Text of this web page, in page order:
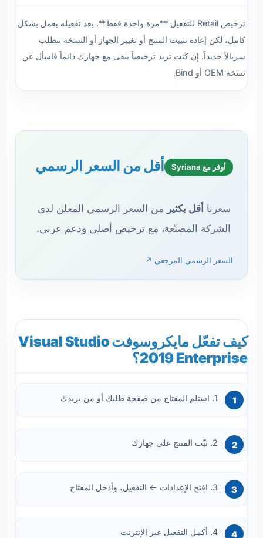
ترخيص Retail للتفعيل **مرة واحدة فقط**. بعد تفعيله يعمل بشكل
كامل، لكن إعادة تثبيت المنتج أو تغيير الجهاز أو النسخة تتطلب
سريالاً جديداً. إن كنت تريد ترخيصاً يبقى مع جهازك دائماً فاسأل عن
نسخة OEM أو Bind.
أوفر مع Syriana أقل من السعر الرسمي
سعرنا أقل بكثير من السعر الرسمي المعلن لدى
الشركة المصنّعة، مع ترخيص أصلي ودعم عربي.
السعر الرسمي المرجعي ↗
كيف تفعّل مايكروسوفت Visual Studio
2019 Enterprise؟
1. استلم المفتاح من صفحة طلبك أو من بريدك
2. ثبّت المنتج على جهازك
3. افتح الإعدادات ← التفعيل، وأدخل المفتاح
4. أكمل التفعيل عبر الإنترنت